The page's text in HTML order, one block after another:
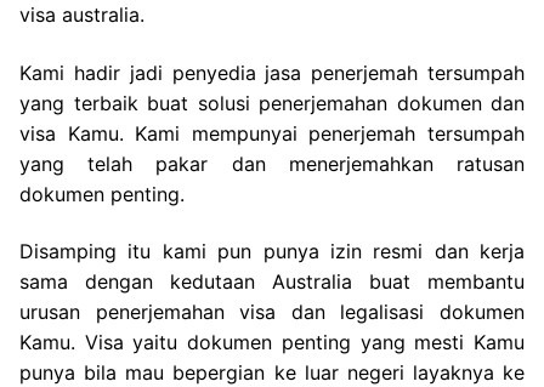
visa australia.
Kami hadir jadi penyedia jasa penerjemah tersumpah
yang terbaik buat solusi penerjemahan dokumen dan
visa Kamu. Kami mempunyai penerjemah tersumpah
yang telah pakar dan menerjemahkan ratusan
dokumen penting.
Disamping itu kami pun punya izin resmi dan kerja
sama dengan kedutaan Australia buat membantu
urusan penerjemahan visa dan legalisasi dokumen
Kamu. Visa yaitu dokumen penting yang mesti Kamu
punya bila mau bepergian ke luar negeri layaknya ke